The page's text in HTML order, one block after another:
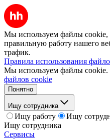
Мы используем файлы cookie,
правильную работу нашего
трафик.
Правила использования
Мы используем файлы cookie.
файлов cookie
Понятно
Ищу сотрудника
Ищу работу
Ищу
Ищу сотрудника
Сервисы